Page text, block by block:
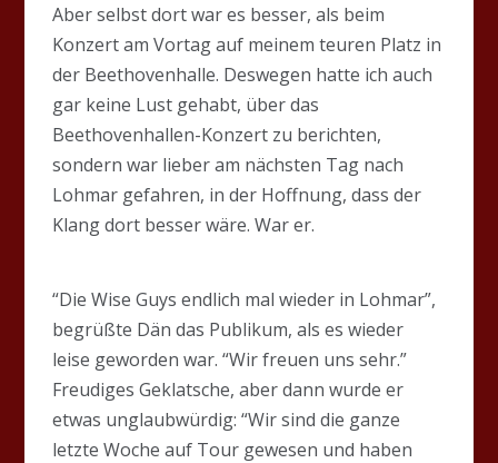
Aber selbst dort war es besser, als beim
Konzert am Vortag auf meinem teuren Platz in
der Beethovenhalle. Deswegen hatte ich auch
gar keine Lust gehabt, über das
Beethovenhallen-Konzert zu berichten,
sondern war lieber am nächsten Tag nach
Lohmar gefahren, in der Hoffnung, dass der
Klang dort besser wäre. War er.
“Die Wise Guys endlich mal wieder in Lohmar”,
begrüßte Dän das Publikum, als es wieder
leise geworden war. “Wir freuen uns sehr.”
Freudiges Geklatsche, aber dann wurde er
etwas unglaubwürdig: “Wir sind die ganze
letzte Woche auf Tour gewesen und haben